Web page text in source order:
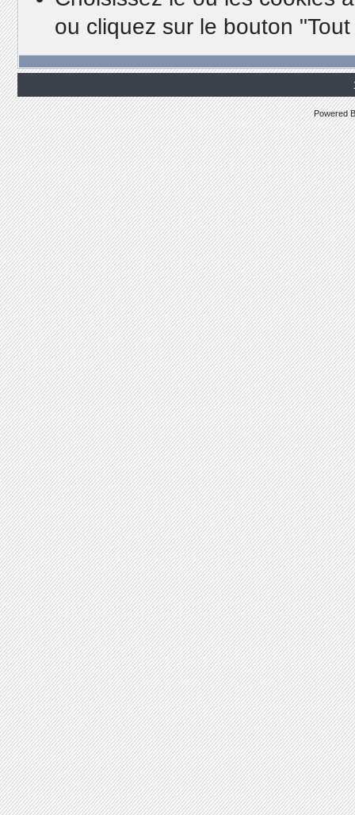
ou cliquez sur le bouton
Powered